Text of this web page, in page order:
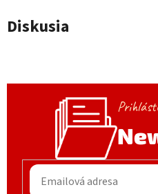
Diskusia